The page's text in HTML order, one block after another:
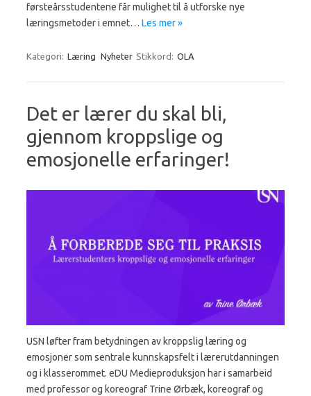
førsteårsstudentene får mulighet til å utforske nye
læringsmetoder i emnet… Les mer »
Kategori: Læring Nyheter Stikkord: OLA
Det er lærer du skal bli,
gjennom kroppslige og
emosjonelle erfaringer!
USN løfter fram betydningen av kroppslig læring og
emosjoner som sentrale kunnskapsfelt i lærerutdanningen
og i klasserommet. eDU Medieproduksjon har i samarbeid
med professor og koreograf Trine Ørbæk, koreograf og